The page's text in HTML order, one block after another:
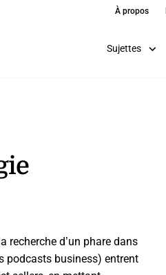
À propos
Sujettes
recherche d’un phare dans
podcasts business) entrent